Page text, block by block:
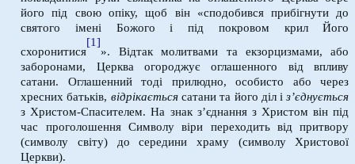
його під свою опіку, щоб він «сподобився прибігнути до
святого імені Божого і під покровом крил Його
схоронитися
[1]
». Відтак молитвами та екзорцизмами, або
заборонами, Церква огороджує оглашенного від впливу
сатани. Оглашенний тоді прилюдно, особисто або через
хресних батьків, відрікаєтьсясатани та його діл із’єднується
з Христом-Спасителем. На знак з’єднання з Христом він під
час проголошення Символу віри переходить від притвору
(символу світу) до середини храму (символу Христової
Церкви).